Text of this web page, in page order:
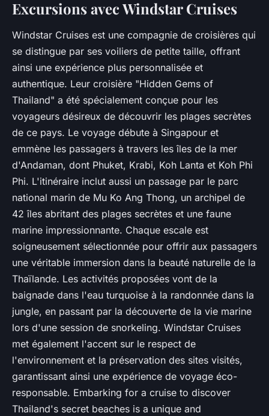
Excursions avec Windstar Cruises
Windstar Cruises est une compagnie de croisières qui
se distingue par ses voiliers de petite taille, offrant
ainsi une expérience plus personnalisée et
authentique. Leur croisière "Hidden Gems of
Thailand" a été spécialement conçue pour les
voyageurs désireux de découvrir les plages secrètes
de ce pays. Le voyage débute à Singapour et
emmène les passagers à travers les îles de la mer
d'Andaman, dont Phuket, Krabi, Koh Lanta et Koh Phi
Phi. L'itinéraire inclut aussi un passage par le parc
national marin de Mu Ko Ang Thong, un archipel de
42 îles abritant des plages secrètes et une faune
marine impressionnante. Chaque escale est
soigneusement sélectionnée pour offrir aux passagers
une véritable immersion dans la beauté naturelle de la
Thaïlande. Les activités proposées vont de la
baignade dans l'eau turquoise à la randonnée dans la
jungle, en passant par la découverte de la vie marine
lors d'une session de snorkeling. Windstar Cruises
met également l'accent sur le respect de
l'environnement et la préservation des sites visités,
garantissant ainsi une expérience de voyage éco-
responsable. Embarking for a cruise to discover
Thailand's secret beaches is a unique and